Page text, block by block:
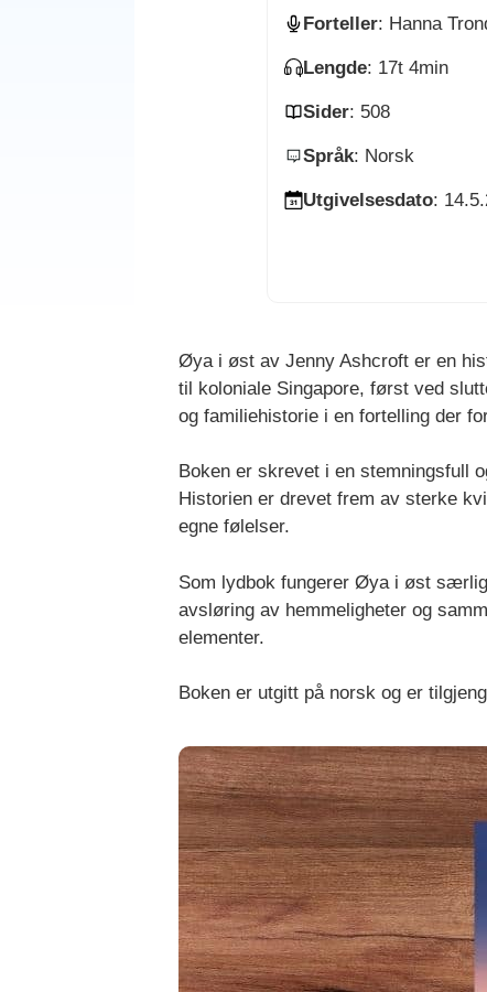
Forteller: Hanna
Lengde: 17t 4min
Sider: 508
Språk: Norsk
Utgivelsesdato:
Øya i øst av Jenny Ashcroft er en
til koloniale Singapore, først ved
og familiehistorie i en fortelling der
Boken er skrevet i en stemningsfull
Historien er drevet frem av sterke
egne følelser.
Som lydbok fungerer Øya i øst
avsløring av hemmeligheter og
elementer.
Boken er utgitt på norsk og er